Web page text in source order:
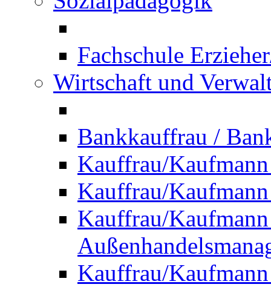
Fachschule
Wirtschaft und
Bankkauffrau /
Kauffrau/
Kauffrau/
Kauffrau/
Kauffrau/